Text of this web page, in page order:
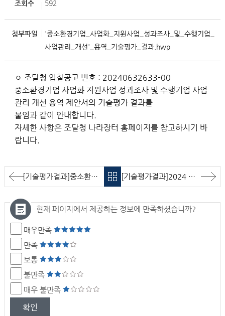
조회수 592
첨부파일
'중소환경기업_사업화_지원사업_성과조사_및_수행기업_
사업관리_개선'_용역_기술평가_결과.hwp
ㅇ 조달청 입찰공고 번호 : 20240632633-00
중소환경기업 사업화 지원사업 성과조사 및 수행기업 사업
관리 개선 용역 제안서의 기술평가 결과를
붙임과 같이 안내합니다.
자세한 사항은 조달청 나라장터 홈페이지를 참고하시기 바
랍니다.
[기술평가결과]중소환경기업 사업화 지원사업 성과조사 및 수행기업 사업관리 개선 용역 기술평가 결과 알림 [기술평가결과]2024 환경신기술ㆍ혁신제품ㆍ녹색기술 발표회 행사 기획ㆍ운영 용역 기술평가 결과 알림
현재 페이지에서 제공하는 정보에 만족하셨습니까?
매우만족
만족
보통
불만족
매우 불만족
확인